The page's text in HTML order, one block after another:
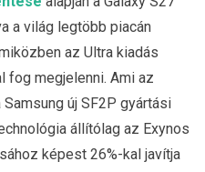
a világ legtöbb piacán
az Ultra kiadás
fog megjelenni. Ami az
új SF2P gyártási
állítólag az Exynos
képest 26%-kal javítja